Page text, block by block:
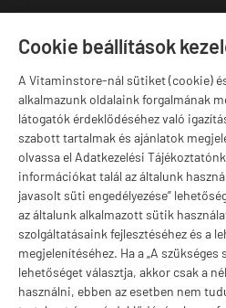
Cookie beállítások
A Vitaminstore-nál sütiket (cookie)
alkalmazunk oldalaink forgalmának
látogatók érdeklődéséhez való
szabott tartalmak és ajánlatok
olvassa el Adatkezelési
információkat talál az általunk
javasolt süti engedélyezése”
az általunk alkalmazott sütik
szolgáltatásaink fejlesztéséhez és a
megjelenítéséhez. Ha a „A szükséges
lehetőséget választja, akkor csak a
használni, ebben az esetben nem
Szugló u. 83-85.
Márkák
Valuta választás